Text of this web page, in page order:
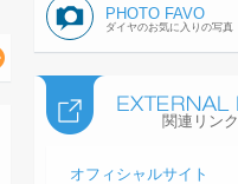
PHOTO FAVO
ダイヤのお気に入りの写真
関連リンク
オフィシャルサイト